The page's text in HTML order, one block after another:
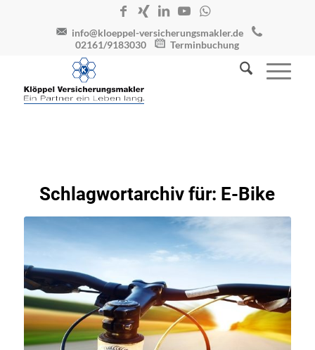
info@kloeppel-versicherungsmakler.de
02161/9183030
Terminbuchung
Schlagwortarchiv für: E-Bike